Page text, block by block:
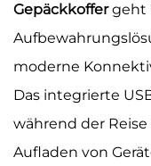
Gepäckkoffergeht
moderne
Das integrierte
während der
Aufladen von